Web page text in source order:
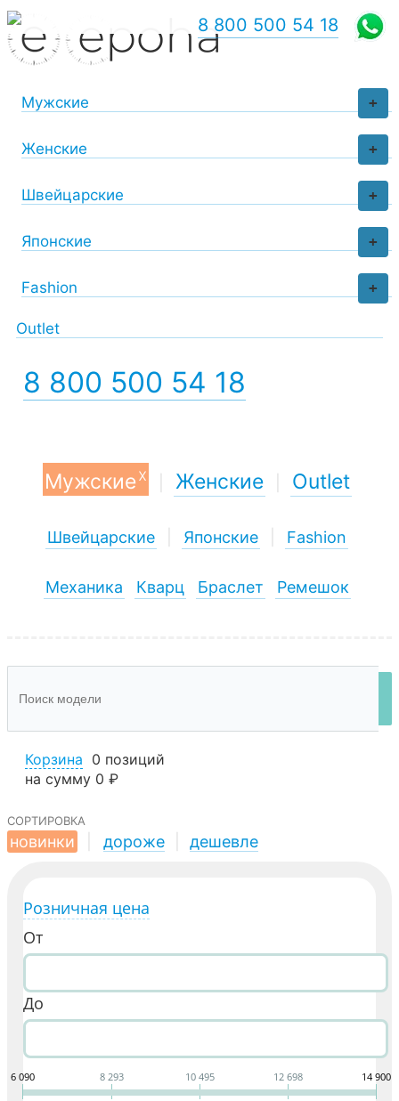
+
Мужские
+
Женские
+
Швейцарские
+
Японские
+
Fashion
Outlet
8 800 500 54 18
8 800 500 54 18
Мужскиеx Женские Outlet
Швейцарские Японские Fashion
Механика Кварц Браслет Ремешок
Корзина 0 позиций
на сумму 0 ₽
сортировка
новинки
дороже дешевле
Розничная цена
От
До
6 090 8 293 10 495 12 698 14 900